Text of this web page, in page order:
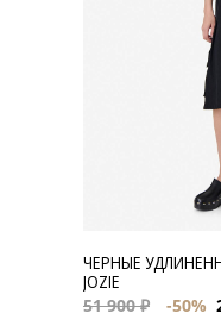
ЧЕРНЫЕ
JOZIE
51 900 ₽
-50%